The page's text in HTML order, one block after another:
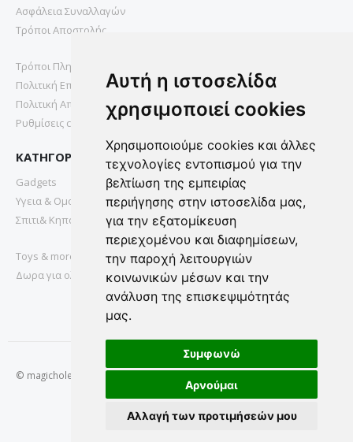
Αυτή η ιστοσελίδα
χρησιμοποιεί cookies
Χρησιμοποιούμε cookies και άλλες
τεχνολογίες εντοπισμού για την
βελτίωση της εμπειρίας
περιήγησης στην ιστοσελίδα μας,
για την εξατομίκευση
περιεχομένου και διαφημίσεων,
την παροχή λειτουργιών
κοινωνικών μέσων και την
ανάλυση της επισκεψιμότητάς
μας.
Συμφωνώ
Αρνούμαι
Αλλαγή των προτιμήσεών μου
Ασφάλεια Συναλλαγών
Τρόποι Αποστολής
Τρόποι Πληρωμής
Πολιτική Επιστροφών
Πολιτική Απορρήτου
Ρυθμίσεις cookies
ΚΑΤΗΓΟΡΙΕΣ
Gadgets
Υγεια & Ομορφια
Σπιτι& Κηπος
Toys & more
Δωρα για ολους
© magichole.gr 2022. All Rights Reserved.